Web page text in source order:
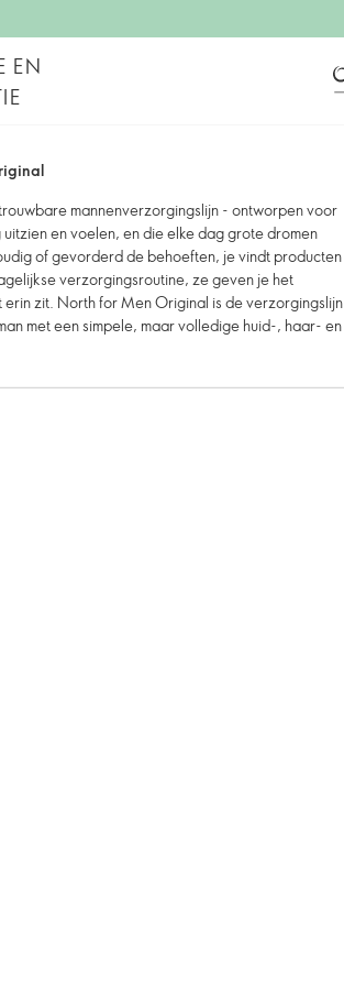
EN
mannenverzorgingslijn - ontworpen voor
en voelen, en die elke dag grote dromen
of gevorderd de behoeften, je vindt producten
verzorgingsroutine, ze geven je het
zit. North for Men Original is de verzorgingslijn
met een simpele, maar volledige huid-, haar- en